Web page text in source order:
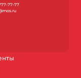
77-77